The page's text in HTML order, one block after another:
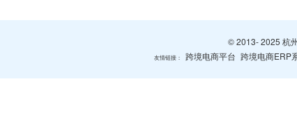
© 2013- 2025 杭
友情链接： 跨境电商平台 跨境电商ERP